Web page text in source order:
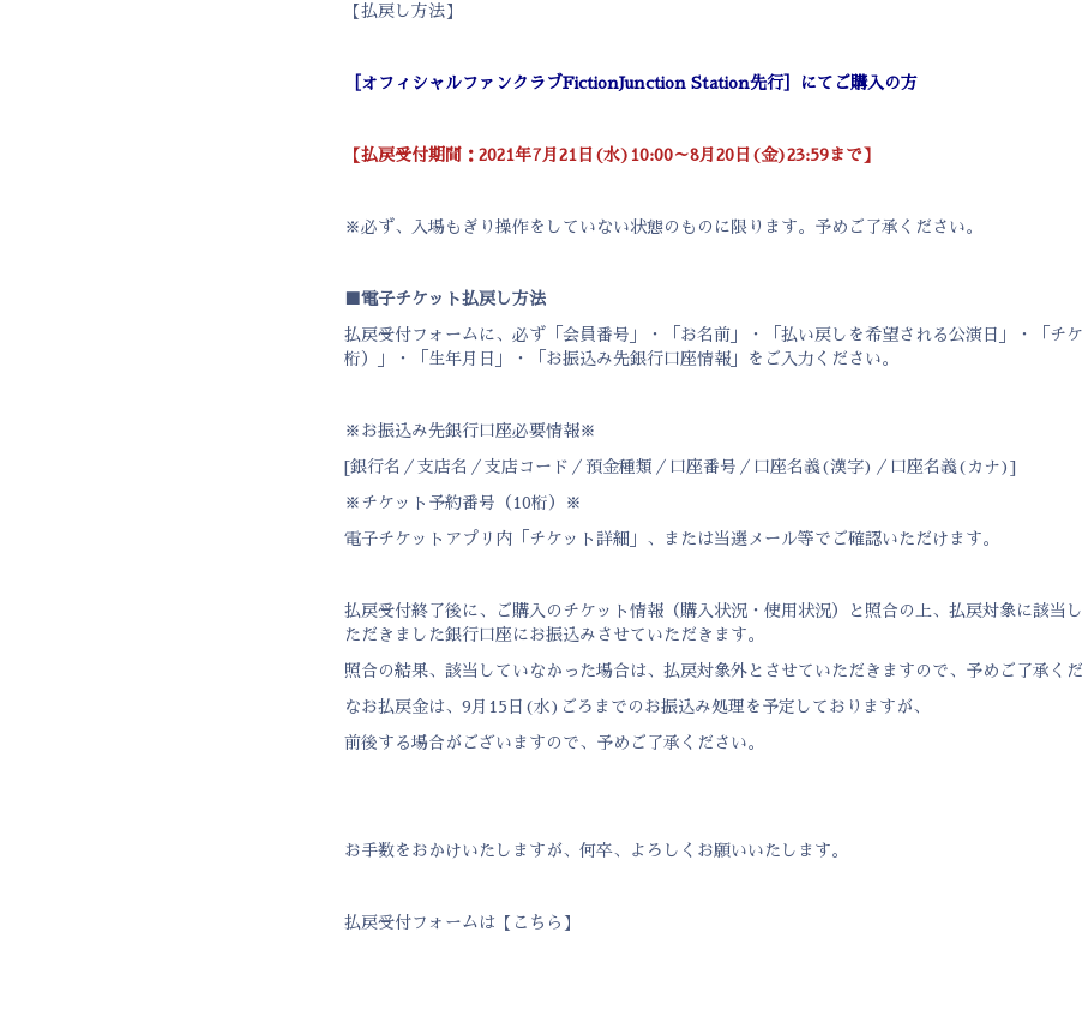
【払戻し方法】
［オフィシャルファンクラブFictionJunction Station先行］にてご購入の方
【払戻受付期間：2021年7月21日(水)10:00～8月20日(金)23:59まで】
※必ず、入場もぎり操作をしていない状態のものに限ります。予めご了承ください。
■電子チケット払戻し方法
払戻受付フォームに、必ず「会員番号」・「お名前」・「払い戻しを希望される公演日」・「チ
桁）」・「生年月日」・「お振込み先銀行口座情報」をご入力ください。
※お振込み先銀行口座必要情報※
[銀行名／支店名／支店コード／預金種類／口座番号／口座名義(漢字)／口座名義(カナ)]
※チケット予約番号（10桁）※
電子チケットアプリ内「チケット詳細」、または当選メール等でご確認いただけます。
払戻受付終了後に、ご購入のチケット情報（購入状況・使用状況）と照合の上、払戻対象に該当
ただきました銀行口座にお振込みさせていただきます。
照合の結果、該当していなかった場合は、払戻対象外とさせていただきますので、予めご了承くだ
なお払戻金は、9月15日(水)ごろまでのお振込み処理を予定しておりますが、
前後する場合がございますので、予めご了承ください。
お手数をおかけいたしますが、何卒、よろしくお願いいたします。
払戻受付フォームは【 こちら 】